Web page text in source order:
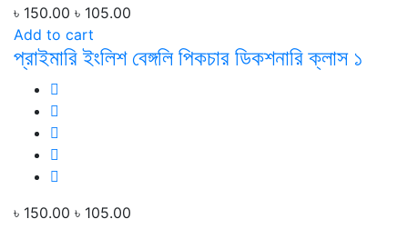
৳ 150.00 ৳ 105.00
Add to cart
প্রাইমারি ইংলিশ বেঙ্গলি পিকচার ডিকশনারি ক্লাস ১
৳ 150.00 ৳ 105.00